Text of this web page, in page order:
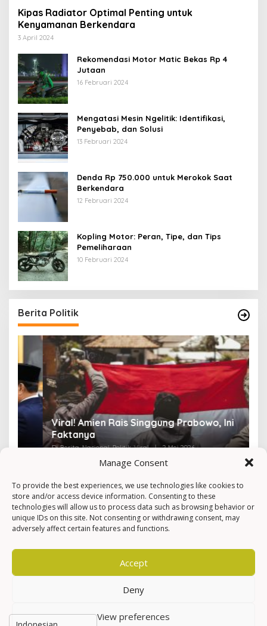
Manage Consent
To provide the best experiences, we use technologies like cookies to
store and/or access device information. Consenting to these
technologies will allow us to process data such as browsing behavior or
unique IDs on this site. Not consenting or withdrawing consent, may
adversely affect certain features and functions.
Accept
Deny
View preferences
Kipas Radiator Optimal Penting untuk
Kenyamanan Berkendara
3 April 2024
Rekomendasi Motor Matic Bekas Rp 4
Jutaan
16 Februari 2024
Mengatasi Mesin Ngelitik: Identifikasi,
Penyebab, dan Solusi
13 Februari 2024
Denda Rp 750.000 untuk Merokok Saat
Berkendara
12 Februari 2024
Kopling Motor: Peran, Tipe, dan Tips
Pemeliharaan
10 Februari 2024
Berita Politik
Viral! Amien Rais Singgung Prabowo, Ini
Faktanya
Di Berita, Nasional, Politik, Viral | 2 Mei 2026 Di
Hak Cipta © Newkarma
Privacy Policy & Terms of Service